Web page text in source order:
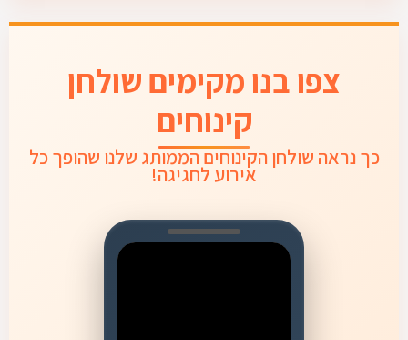
צפו בנו מקימים שולחן
קינוחים
כך נראה שולחן הקינוחים הממותג שלנו שהופך כל
אירוע לחגיגה!